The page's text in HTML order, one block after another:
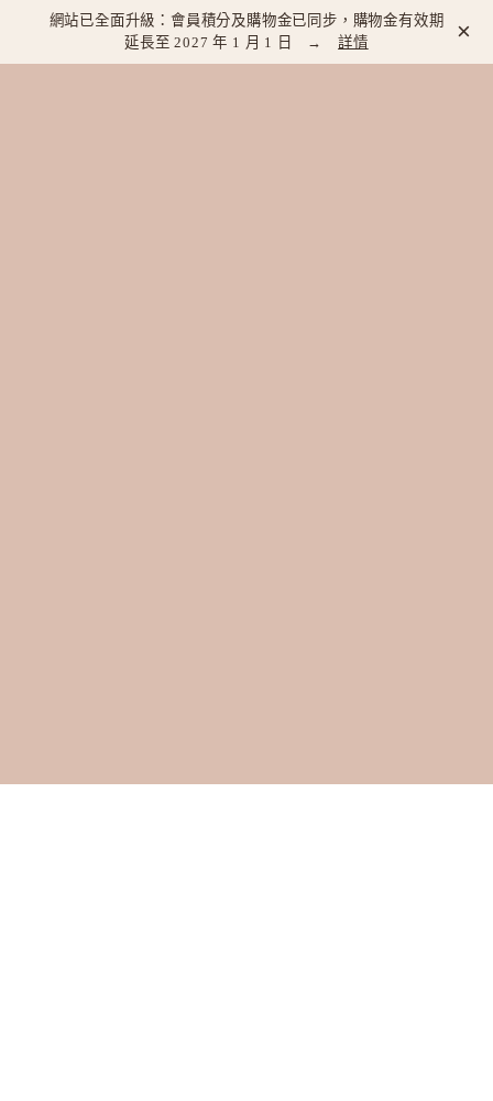
網站已全面升級：會員積分及購物金已同步，購物金有效期
延長至 2027 年 1 月 1 日 →詳情 ×